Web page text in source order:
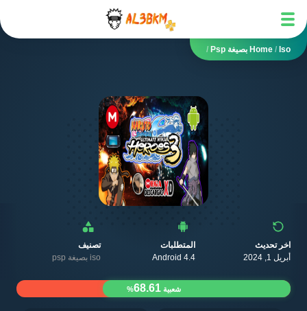
Home / Iso بصيغة Psp /
اخر تحديث
أبريل 1, 2024
المتطلبات
Android 4.4
تصنيف
iso بصيغة psp
شعبية68.61
%